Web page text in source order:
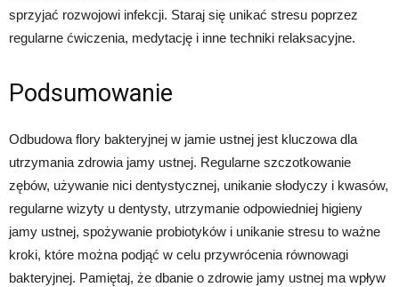
sprzyjać rozwojowi infekcji. Staraj się unikać stresu poprzez
regularne ćwiczenia, medytację i inne techniki relaksacyjne.
Podsumowanie
Odbudowa flory bakteryjnej w jamie ustnej jest kluczowa dla
utrzymania zdrowia jamy ustnej. Regularne szczotkowanie
zębów, używanie nici dentystycznej, unikanie słodyczy i kwasów,
regularne wizyty u dentysty, utrzymanie odpowiedniej higieny
jamy ustnej, spożywanie probiotyków i unikanie stresu to ważne
kroki, które można podjąć w celu przywrócenia równowagi
bakteryjnej. Pamiętaj, że dbanie o zdrowie jamy ustnej ma wpływ